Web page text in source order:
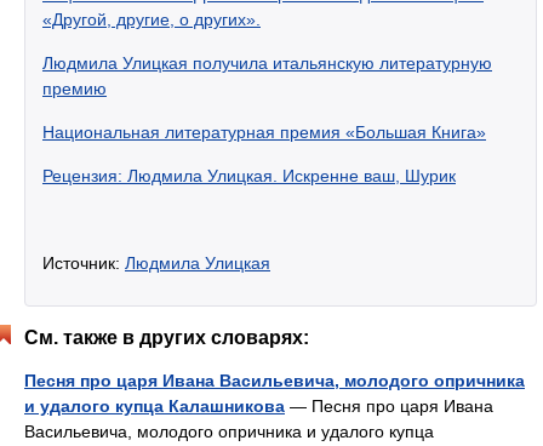
«Другой, другие, о других».
Людмила Улицкая получила итальянскую литературную
премию
Национальная литературная премия «Большая Книга»
Рецензия: Людмила Улицкая. Искренне ваш, Шурик
Источник: Людмила Улицкая
См. также в других словарях:
Песня про царя Ивана Васильевича, молодого опричника
и удалого купца Калашникова — Песня про царя Ивана
Васильевича, молодого опричника и удалого купца